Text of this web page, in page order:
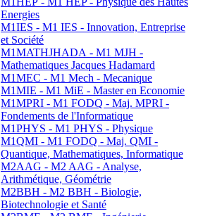
Energies
M1IES - M1 IES - Innovation, Entreprise
et Société
M1MATHJHADA - M1 MJH -
Mathematiques Jacques Hadamard
M1MEC - M1 Mech - Mecanique
M1MIE - M1 MiE - Master en Economie
M1MPRI - M1 FODQ - Maj. MPRI -
Fondements de l'Informatique
M1PHYS - M1 PHYS - Physique
M1QMI - M1 FODQ - Maj. QMI -
Quantique, Mathematiques, Informatique
M2AAG - M2 AAG - Analyse,
Arithmétique, Géométrie
M2BBH - M2 BBH - Biologie,
Biotechnologie et Santé